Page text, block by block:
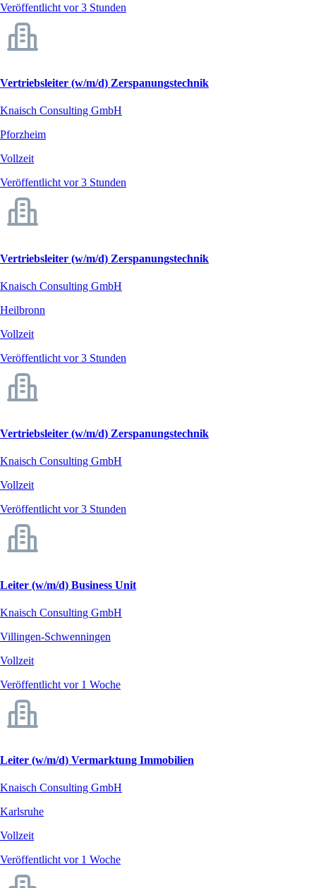
Veröffentlicht vor 3 Stunden
Vertriebsleiter (w/m/d) Zerspanungstechnik
Knaisch Consulting GmbH
Pforzheim
Vollzeit
Veröffentlicht vor 3 Stunden
Vertriebsleiter (w/m/d) Zerspanungstechnik
Knaisch Consulting GmbH
Heilbronn
Vollzeit
Veröffentlicht vor 3 Stunden
Vertriebsleiter (w/m/d) Zerspanungstechnik
Knaisch Consulting GmbH
Vollzeit
Veröffentlicht vor 3 Stunden
Leiter (w/m/d) Business Unit
Knaisch Consulting GmbH
Villingen-Schwenningen
Vollzeit
Veröffentlicht vor 1 Woche
Leiter (w/m/d) Vermarktung Immobilien
Knaisch Consulting GmbH
Karlsruhe
Vollzeit
Veröffentlicht vor 1 Woche